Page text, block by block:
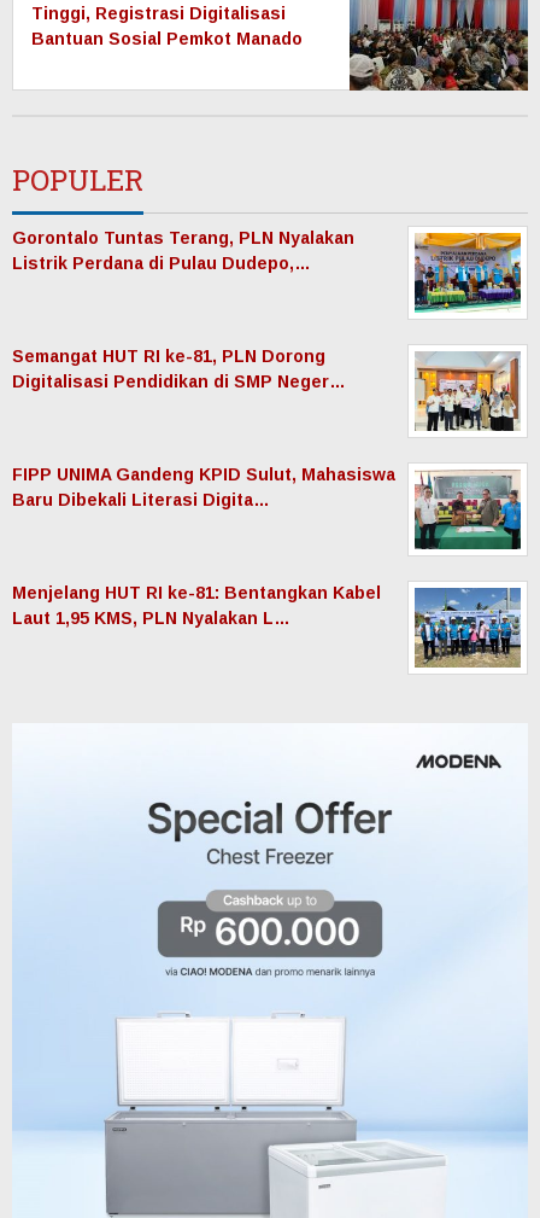
Tinggi, Registrasi Digitalisasi
Bantuan Sosial Pemkot Manado
POPULER
Gorontalo Tuntas Terang, PLN Nyalakan
Listrik Perdana di Pulau Dudepo,…
Semangat HUT RI ke-81, PLN Dorong
Digitalisasi Pendidikan di SMP Neger…
FIPP UNIMA Gandeng KPID Sulut, Mahasiswa
Baru Dibekali Literasi Digita…
Menjelang HUT RI ke-81: Bentangkan Kabel
Laut 1,95 KMS, PLN Nyalakan L…